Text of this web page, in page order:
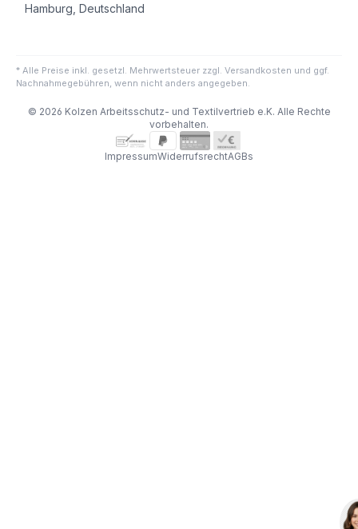
Hamburg, Deutschland
* Alle Preise inkl. gesetzl. Mehrwertsteuer zzgl. Versandkosten und ggf.
Nachnahmegebühren, wenn nicht anders angegeben.
© 2026 Kolzen Arbeitsschutz- und Textilvertrieb e.K. Alle Rechte
vorbehalten.
ImpressumWiderrufsrechtAGBs